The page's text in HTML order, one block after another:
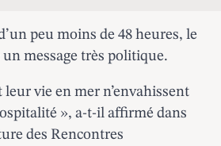
peu moins de 48 heures, le
message très politique.
vie en mer n’envahissent
», a-t-il affirmé dans
des Rencontres